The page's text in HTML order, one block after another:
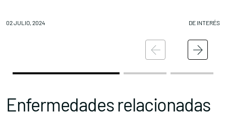
02 JULIO, 2024 DE INTERÉS
Enfermedades relacionadas
Explora